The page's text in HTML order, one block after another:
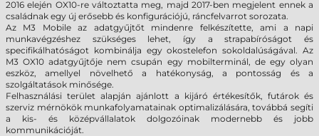
2016 elején OX10-re változtatta meg, majd 2017-ben megjelent ennek a
családnak egy új erősebb és konfigurációjú, ráncfelvarrot sorozata.
Az M3 Mobile az adatgyűjtőt mindenre felkészítette, ami a napi
munkavégzéshez szükséges lehet, így a strapabíróságot és
specifikálhatóságot kombinálja egy okostelefon sokoldalúságával. Az
M3 OX10 adatgyűjtője nem csupán egy mobilterminál, de egy olyan
eszköz, amellyel növelhető a hatékonyság, a pontosság és a
szolgáltatások minősége.
Felhasználási terület alapján ajánlott a kijáró értékesítők, futárok és
szerviz mérnökök munkafolyamatainak optimalizálására, továbbá segíti
a kis- és középvállalatok dolgozóinak modernebb és jobb
kommunikációját.